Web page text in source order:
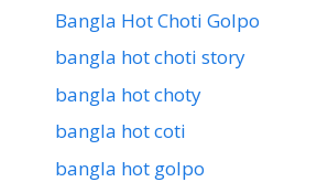
Bangla Hot Choti Golpo
bangla hot choti story
bangla hot choty
bangla hot coti
bangla hot golpo